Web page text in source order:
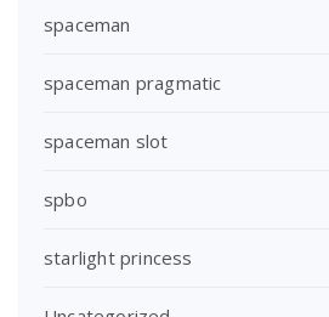
spaceman
spaceman pragmatic
spaceman slot
spbo
starlight princess